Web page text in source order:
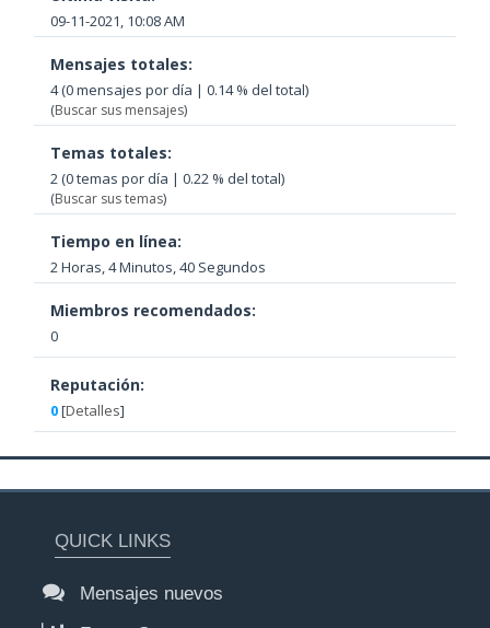
09-11-2021, 10:08 AM
Mensajes totales:
4 (0 mensajes por día | 0.14 % del total)
(Buscar sus mensajes)
Temas totales:
2 (0 temas por día | 0.22 % del total)
(Buscar sus temas)
Tiempo en línea:
2 Horas, 4 Minutos, 40 Segundos
Miembros recomendados:
0
Reputación:
0[Detalles]
QUICK LINKS
Mensajes nuevos